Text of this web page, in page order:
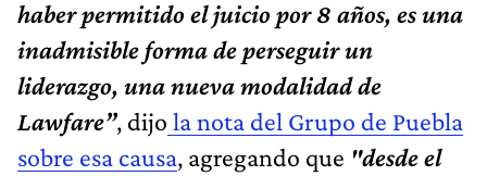
haber permitido el juicio por 8 años, es una
inadmisible forma de perseguir un
liderazgo, una nueva modalidad de
Lawfare”, dijo la nota del Grupo de Puebla
sobre esa causa, agregando que "desde el